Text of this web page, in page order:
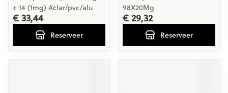
+ 14 (1mg) Aclar/pvc/alu
€ 33,44
Reserveer
98X20Mg
€ 29,32
Reserveer